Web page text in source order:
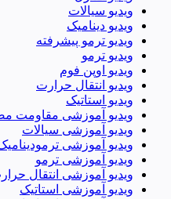
ویدیو سیالات
ویدیو دینامیک
ویدیو ترمو پیشرفته
ویدیو ترمو
ویدیو اوپن فوم
ویدیو انتقال حرارت
ویدیو استاتیک
ویدیو آموزشی مقاومت
ویدیو آموزشی سیالات
ویدیو آموزشی
ویدیو آموزشی ترمو
ویدیو آموزشی انتقال
ویدیو آموزشی استاتیک